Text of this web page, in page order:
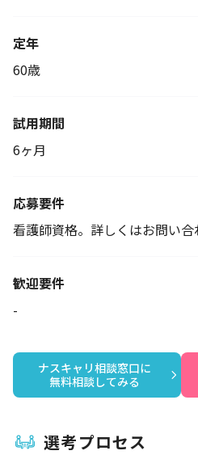
定年
60歳
試用期間
6ヶ月
応募要件
看護師資格。詳しくはお問い合
歓迎要件
-
ナスキャリ相談窓口に
無料相談してみる
選考プロセス